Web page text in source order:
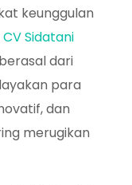
keunggulan
CV Sidatani
dari
para
dan
merugikan